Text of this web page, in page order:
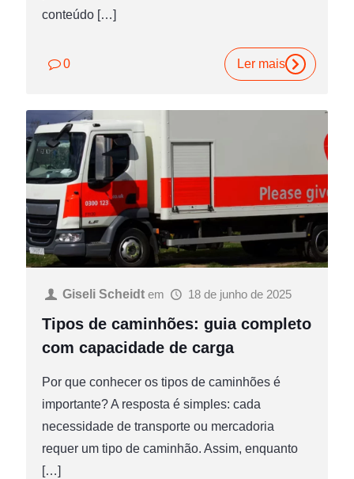
conteúdo […]
0 Ler mais
Giseli Scheidt em 18 de junho de 2025
Tipos de caminhões: guia completo
com capacidade de carga
Por que conhecer os tipos de caminhões é
importante? A resposta é simples: cada
necessidade de transporte ou mercadoria
requer um tipo de caminhão. Assim, enquanto
[…]